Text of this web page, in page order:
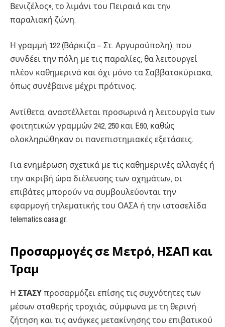
Βενιζέλος», το λιμάνι του Πειραιά και την
παραλιακή ζώνη.
Η γραμμή 122 (Βάρκιζα – Στ. Αργυρούπολη), που
συνδέει την πόλη με τις παραλίες, θα λειτουργεί
πλέον καθημερινά και όχι μόνο τα Σαββατοκύριακα,
όπως συνέβαινε μέχρι πρότινος.
Αντίθετα, αναστέλλεται προσωρινά η λειτουργία των
φοιτητικών γραμμών 242, 250 και Ε90, καθώς
ολοκληρώθηκαν οι πανεπιστημιακές εξετάσεις.
Για ενημέρωση σχετικά με τις καθημερινές αλλαγές ή
την ακριβή ώρα διέλευσης των οχημάτων, οι
επιβάτες μπορούν να συμβουλεύονται την
εφαρμογή τηλεματικής του ΟΑΣΑ ή την ιστοσελίδα
telematics.oasa.gr.
Προσαρμογές σε Μετρό, ΗΣΑΠ και
Τραμ
Η ΣΤΑΣΥπροσαρμόζει επίσης τις συχνότητες των
μέσων σταθερής τροχιάς, σύμφωνα με τη θερινή
ζήτηση και τις ανάγκες μετακίνησης του επιβατικού